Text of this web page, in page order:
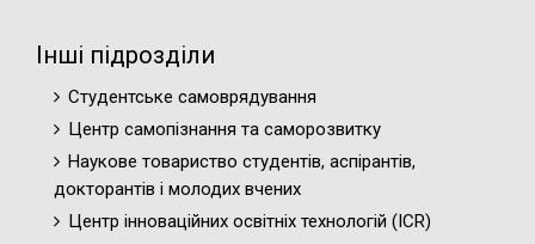
Інші підрозділи
Студентське самоврядування
Центр самопізнання та саморозвитку
Наукове товариство студентів, аспірантів,
докторантів і молодих вчених
Центр інноваційних освітніх технологій (ICR)